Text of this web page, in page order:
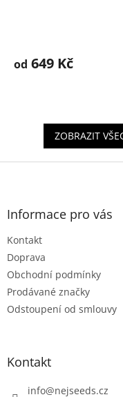
produktu
hvězdiček.
od 649 Kč
ZOBRAZIT
Z
Informace pro vás
Kontakt
Doprava
Obchodní podmínky
Prodávané značky
Odstoupení od smlouvy
Kontakt
info@nejseeds.cz